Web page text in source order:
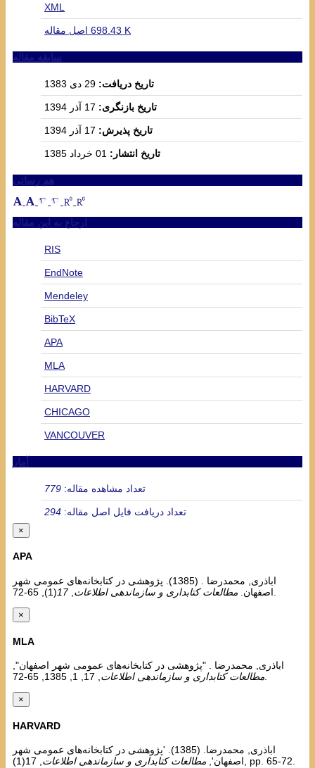
XML
698.43 K
سابقه مقاله
تاریخ دریافت:
تاریخ بازنگری:
تاریخ پذیرش:
تاریخ انتشار:
هم رسانی
ارجاع به این مقاله
RIS
EndNote
Mendeley
BibTeX
APA
MLA
HARVARD
CHICAGO
VANCOUVER
آمار
تعداد مشاهده مقاله: 779
تعداد دریافت فایل اصل مقاله: 294
×
APA
اباذری, محمدرضا . (1385). پژوهشی در کتابخانه‌های عمومی شهر
اصفهان. مطالعات کتابداری و سازماندهی اطلاعات ,
17
×
MLA
اباذری, محمدرضا . "پژوهشی در کتابخانه‌های عمومی شهر اصفهان",
مطالعات کتابداری و سازماندهی اطلاعات, 17, 1, 1385, 65-72.
×
HARVARD
اباذری, محمدرضا. (1385). 'پژوهشی در کتابخانه‌های عمومی شهر
اصفهان', مطالعات کتابداری و سازماندهی اطلاعات , 17(1), pp. 65-72.